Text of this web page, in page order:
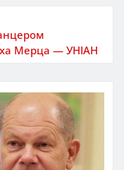
Мерца — УНІАН